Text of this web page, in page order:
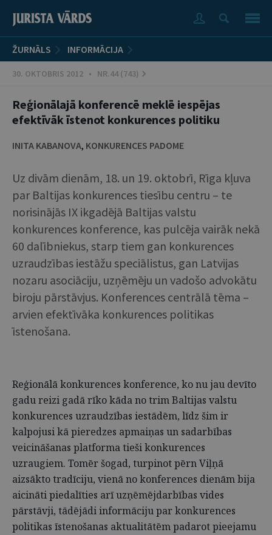
ŽURNĀLS INFORMĀCIJA
30. OKTOBRIS 2012 • NR.44 (743)
Reģionālajā konferencē meklē iespējas
efektīvāk īstenot konkurences politiku
INITA KABANOVA, KONKURENCES PADOME
Uz divām dienām, 18. un 19. oktobrī, Rīga kļuva
par Baltijas konkurences tiesību centru – te
norisinājās IX ikgadējā Baltijas valstu
konkurences konference, kas pulcēja vairāk nekā
60 dalībniekus, starp tiem gan konkurences
uzraudzības iestāžu speciālistus, gan Latvijas
nozaru asociāciju, uzņēmēju un vadošo advokātu
biroju pārstāvjus. Konferences centrālā tēma –
arvien efektīvāka konkurences politikas
īstenošana.
Reģionālā konkurences konference, ko nu jau devīto
gadu reizi gadā rīko kāda no trim Baltijas valstu
konkurences uzraudzības iestādēm, līdz šim ir
kalpojusi kā pieredzes apmaiņas un sadarbības
veicināšanas platforma tieši konkurences
uzraugiem. Tomēr šogad, turpinot pērn Viļņā
aizsākto tradīciju, vienā no konferences dienām bija
aicināti piedalīties arī uzņēmējdarbības vides
pārstāvji, tādējādi informāciju par konkurences
politikas īstenošanas aktualitātēm padarot pieejamu